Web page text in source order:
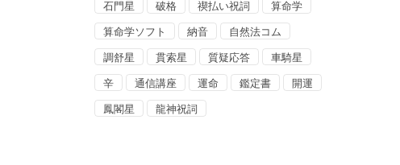
石門星 破格 禊払い祝詞 算命学
算命学ソフト 納音 自然法コム
調舒星 貫索星 質疑応答 車騎星
辛 通信講座 運命 鑑定書 開運
鳳閣星 龍神祝詞